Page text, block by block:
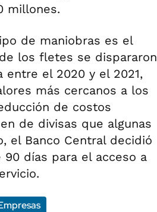
millones.
de maniobras es el
los fletes se dispararon
entre el 2020 y el 2021,
más cercanos a los
de costos
de divisas que algunas
el Banco Central decidió
días para el acceso a